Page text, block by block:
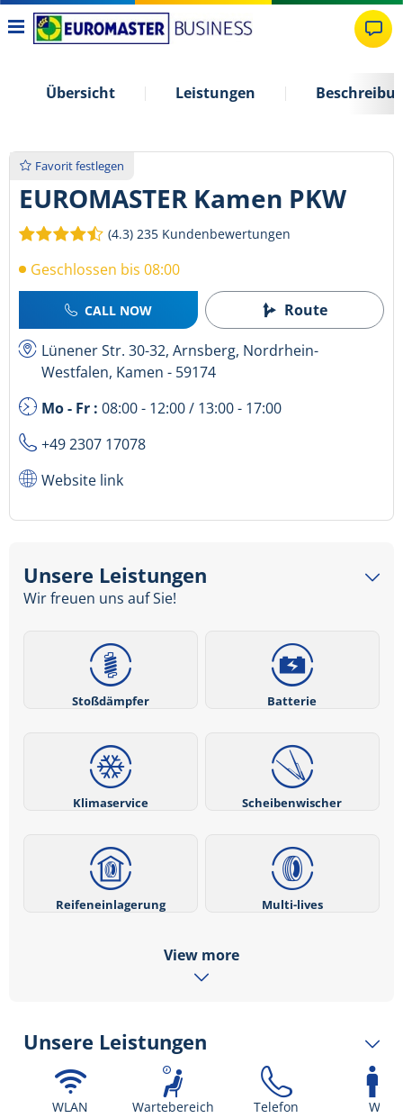
Übersicht Leistungen
Favorit festlegen
EUROMASTER Kamen PKW
(4.3) 235 Kundenbewertungen
Geschlossen bis 08:00
CALL NOW Route
Lünener Str. 30-32, Arnsberg, Nordrhein-
Westfalen, Kamen - 59174
Mo - Fr : 08:00 - 12:00 / 13:00 - 17:00
+49 2307 17078
Website link
Unsere Leistungen
Wir freuen uns auf Sie!
Stoßdämpfer Batterie
Klimaservice Scheibenwischer
Reifeneinlagerung Multi-lives
View more
Unsere Leistungen
WLAN Wartebereich Telefon WC